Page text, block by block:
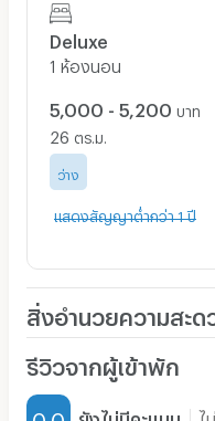
โชคชัย 4
- สถานศึกษา
: มหา
พัฒนบริหารศาสตร์,
เสนี), โรงเรียนบางก
- สถานที่อื่นๆ
: สนา
122, ตลาดนัดกกท.
สิ่งอำนวยความสะดวกภา
- โต๊ะข้างเตียง
- แอร์
- โต๊ะวางทีวี
- ผ้าม่าน
Deluxe
1 ห้องนอน
5,000 - 5,200 บาท
26 ตร.ม.
ว่าง
แสดงสัญญาต่ำกว่า 1 ปี
สิ่งอำนวยความสะด
เฟอร์นิเจอร์-ตู้, เตียง
รีวิวจากผู้เข้าพัก
0.0 ยังไม่มีคะแนน ไ